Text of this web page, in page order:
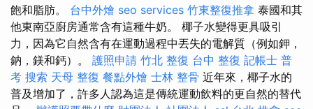
飽和脂肪。 台中外燴 seo services 竹東整復推拿 泰國和其
他東南亞廚房通常含有這種牛奶。 椰子水變得更具吸引
力，因為它自然含有在運動過程中丟失的電解質（例如鉀，
鈉，鎂和鈣）。 護照申請 竹北 整復 台中 整復 記帳士 普
考 搜索 天母 整復 餐點外燴 士林 整骨 近年來，椰子水的
普及增加了，許多人認為這是傳統運動飲料的更自然的替代